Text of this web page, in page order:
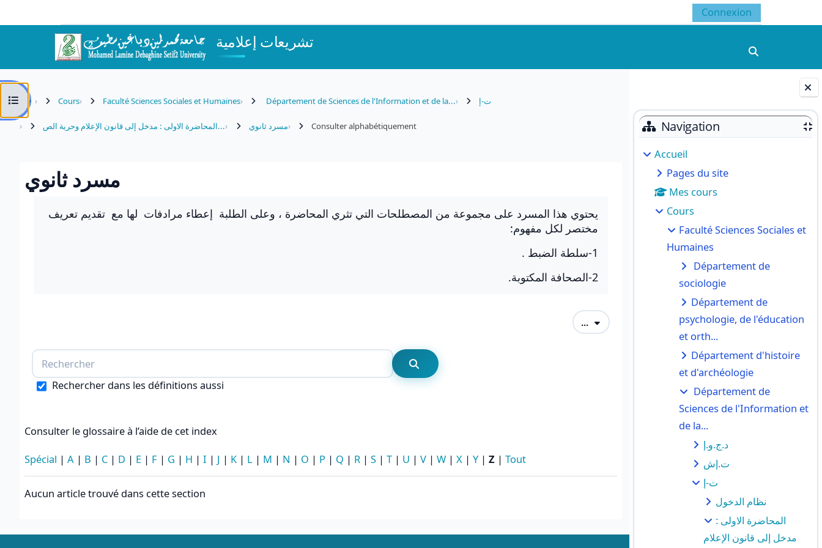
BlocsNavigation
Accueil
Pages du site
Mes cours
Cours
Faculté Sciences Sociales et
Humaines
Département de
sociologie
Département de
psychologie, de l'éducation
et orth...
Département d'histoire
et d'archéologie
Département de
Sciences de l'Information et
de la...
د.ج.و.إ
ت.إش
ت-إ
نظام الدخول
المحاضرة الاولى :
مدخل إلى قانون الإعلام
Connexion
تشريعات إعلامية
Ouvrir l’index du cours
Cours Faculté Sciences Sociales et Humaines Département de Sciences de l'Information et de la... ت-إ
المحاضرة الاولى : مدخل إلى قانون الإعلام وحرية الص... مسرد ثانوي Consulter alphabétiquement
مسرد ثانوي
يحتوي هذا المسرد على مجموعة من المصطلحات التي تثري المحاضرة ، وعلى الطلبة إعطاء مرادفات لها مع تقديم تعريف
مختصر لكل مفهوم:
1-سلطة الضبط .
2-الصحافة المكتوبة.
... Exporter des articles
Rechercher
Rechercher
Rechercher dans les définitions aussi
Consulter le glossaire à l’aide de cet index
Spécial | A | B | C | D | E | F | G | H | I | J | K | L | M | N | O | P | Q | R | S | T | U | V | W | X | Y| Z | Tout
Aucun article trouvé dans cette section